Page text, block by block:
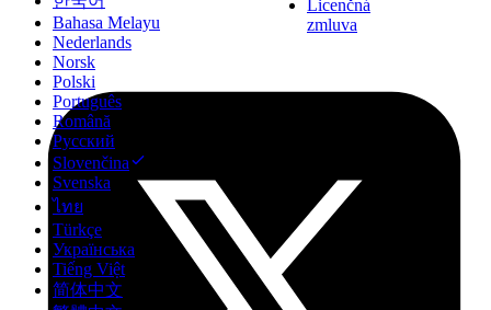
Bahasa Melayu
Nederlands
Norsk
Polski
Português
Română
Русский
Slovenčina
Svenska
ไทย
Türkçe
Українська
Tiếng Việt
简体中文
Licenčná
zmluva